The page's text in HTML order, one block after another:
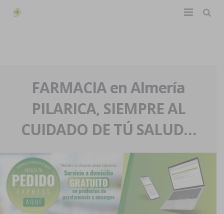
La farmacia
Nuestra historia
Nuestro equipo
Eventos
Servicios y reservas
Pedidos express
Blog
Contacto
FARMACIA en Almería
PILARICA, SIEMPRE AL
CUIDADO DE TÚ SALUD…